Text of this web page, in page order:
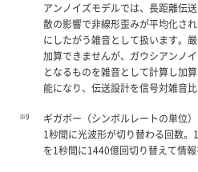
アンノイズモデルでは、長距離伝
散の影響で非線形歪みが平均化さ
にしたがう雑音として扱います。
加算できませんが、ガウシアンノ
となるものを雑音として計算し加
能になり、伝送設計を信号対雑音
※9
ギガボー（シンボルレートの単位）
1秒間に光波形が切り替わる回数
を1秒間に1440億回切り替えて情報